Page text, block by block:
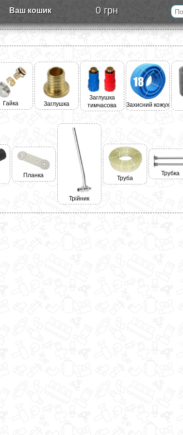
0 грн
Ваш кошик
Гайка Заглушка
Заглушка
тимчасова
Захисний кожух
Планка
Трійник
Труба
Трубка